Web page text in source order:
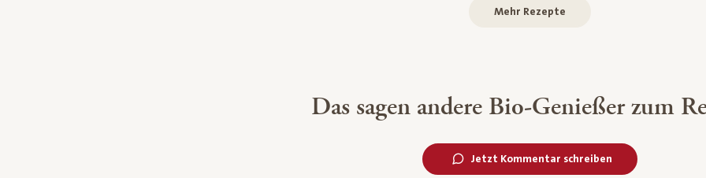
Mehr Rezepte
Das sagen andere Bio-Genießer zum
Jetzt Kommentar schreiben